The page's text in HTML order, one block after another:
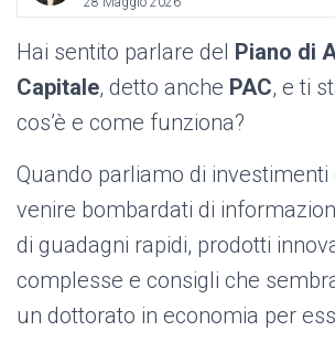
Hai sentito parlare del Piano di
Capitale, detto anche PAC, e ti
cos’è e come funziona?
Quando parliamo di
venire bombardati di
di guadagni rapidi, prodotti
complesse e consigli che
un dottorato in economia per